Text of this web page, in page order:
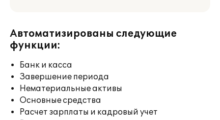
Автоматизированы следующие
функции:
Банк и касса
Завершение периода
Нематериальные активы
Основные средства
Расчет зарплаты и кадровый учет